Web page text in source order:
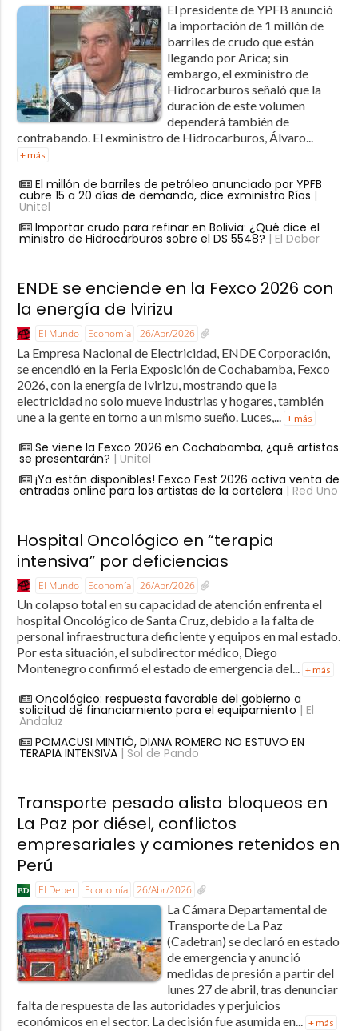
El presidente de YPFB anunció
la importación de 1 millón de
barriles de crudo que están
llegando por Arica; sin
embargo, el exministro de
Hidrocarburos señaló que la
duración de este volumen
dependerá también de
contrabando. El exministro de Hidrocarburos, Álvaro...
+ más
El millón de barriles de petróleo anunciado por YPFB
cubre 15 a 20 días de demanda, dice exministro Ríos |
Unitel
Importar crudo para refinar en Bolivia: ¿Qué dice el
ministro de Hidrocarburos sobre el DS 5548? | El Deber
ENDE se enciende en la Fexco 2026 con
la energía de Ivirizu
El Mundo Economía 26/Abr/2026
La Empresa Nacional de Electricidad, ENDE Corporación,
se encendió en la Feria Exposición de Cochabamba, Fexco
2026, con la energía de Ivirizu, mostrando que la
electricidad no solo mueve industrias y hogares, también
une a la gente en torno a un mismo sueño. Luces,...
+ más
Se viene la Fexco 2026 en Cochabamba, ¿qué artistas
se presentarán? | Unitel
¡Ya están disponibles! Fexco Fest 2026 activa venta de
entradas online para los artistas de la cartelera | Red Uno
Hospital Oncológico en “terapia
intensiva” por deficiencias
El Mundo Economía 26/Abr/2026
Un colapso total en su capacidad de atención enfrenta el
hospital Oncológico de Santa Cruz, debido a la falta de
personal infraestructura deficiente y equipos en mal estado.
Por esta situación, el subdirector médico, Diego
Montenegro confirmó el estado de emergencia del... + más
Oncológico: respuesta favorable del gobierno a
solicitud de financiamiento para el equipamiento | El
Andaluz
POMACUSI MINTIÓ, DIANA ROMERO NO ESTUVO EN
TERAPIA INTENSIVA| Sol de Pando
Transporte pesado alista bloqueos en
La Paz por diésel, conflictos
empresariales y camiones retenidos en
Perú
El Deber Economía 26/Abr/2026
La Cámara Departamental de
Transporte de La Paz
(Cadetran) se declaró en estado
de emergencia y anunció
medidas de presión a partir del
lunes 27 de abril, tras denunciar
falta de respuesta de las autoridades y perjuicios
económicos en el sector. La decisión fue asumida en... + más